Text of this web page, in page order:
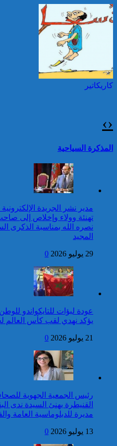
حرائق الغابات : الاتحاد
الأوروبي يعبئ إمكانياته
لدعم فرنسا والبرتغال
بالمناطق الحضرية خلال
حصيلة حوادث السير
بالمناطق الحضرية خلال
الأسبوع المنصرم
حصيلة حوادث السير
بالمناطق الحضرية خلال
الأسبوع المنصرم
ماكرون بمناسبة عيد العرش
المجيد
العرش المجيد
برقية تهنئة إلى جلالة الملك
من رئيس جمهورية السلفادور
بمناسبة عيد العرش المجيد
جلالة الملك يهنئ رئيس
جمهورية كوت ديفوار بمناسبة
العيد الوطني لبلاده
من رئيس جمهورية سلوفاكيا
بمناسبة ذكرى عيد العرش
توقيف شخصين هددا شرطيا
بسكينين خلال محاولة سرقة ليلا
تقرير: 67,7% من الأشخاص في
وضعية إعاقة لم يبلغوا أي مستوى
المديرية العامة للأمن الوطني تؤكد
بريطانية بشأن “اعتقال” مواطن
بريطاني عارية من الصحة
توقيف شخص للاشتباه في تورطه
في ارتكاب جريمة السرقة
المقرونة بالضرب والجرح المفضي
للموت كان ضحيتها مواطن أجنبي
بتارودانت
كاريكاتير
كاريكاتير
كاريكاتير
‹
›
المذكرة السياحية
مدير نشر الجريدة
تهنئة وولاء وإخلاص إلى
نصره الله بمناسبة الذكرى
المجيد
29 يوليو 2026 0
عودة لبؤات للتايكواندو
يؤكد نهدي لقب كأس العالم
21 يوليو 2026 0
رئيس الجمعية الجهوية
القنيطرة يهنئ السيدة ندى
مديرة للدبلوماسية العامة
13 يوليو 2026 0